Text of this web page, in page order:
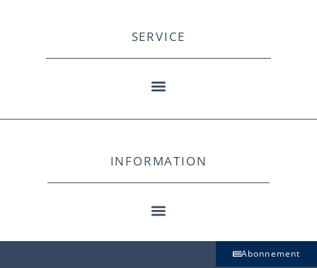
SERVICE
INFORMATION
Abonnement